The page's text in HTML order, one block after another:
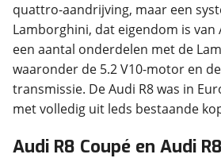
quattro-aandrijving, maar een
Lamborghini, dat eigendom is van
een aantal onderdelen met de
waaronder de 5.2 V10-motor en
transmissie. De Audi R8 was in
met volledig uit leds bestaande
Audi R8 Coupé en Audi